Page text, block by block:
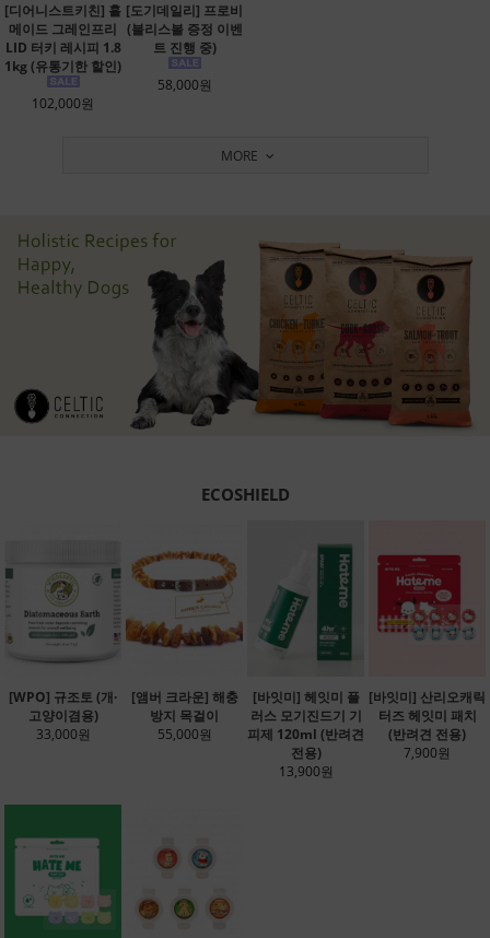
[디어니스트키친] 홀
메이드 그레인프리
LID 터키 레시피 1.8
1kg (유통기한 할인)
102,000원
[도기데일리] 프로비
(블리스볼 증정 이벤
트 진행 중)
58,000원
MORE
ECOSHIELD
[WPO] 규조토 (개·
고양이겸용)
33,000원
[앰버 크라운] 해충
방지 목걸이
55,000원
[바잇미] 헤잇미 플
러스 모기진드기 기
피제 120ml (반려견
전용)
13,900원
[바잇미] 산리오캐릭
터즈 헤잇미 패치
(반려견 전용)
7,900원